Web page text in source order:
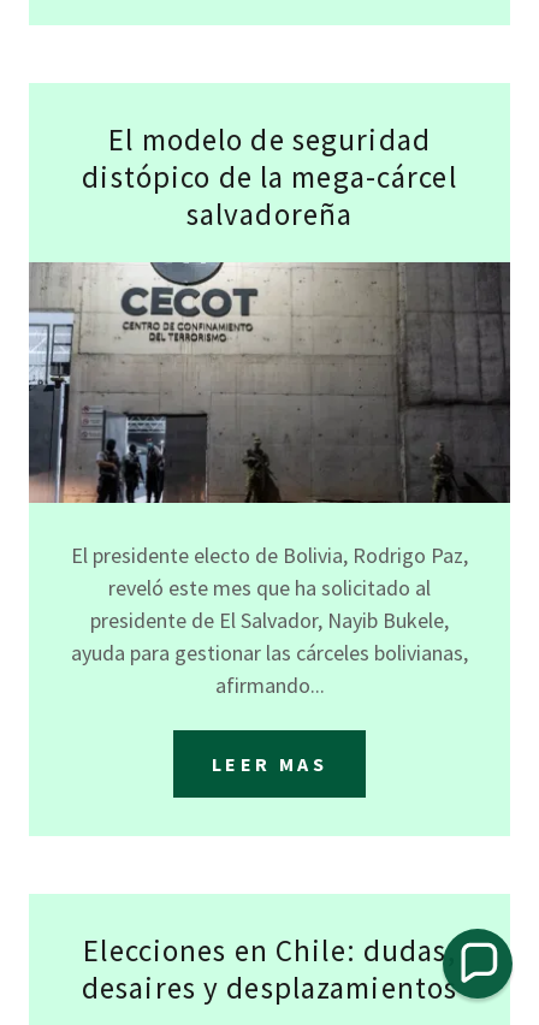
El modelo de seguridad
distópico de la mega-cárcel
salvadoreña
El presidente electo de Bolivia, Rodrigo Paz,
reveló este mes que ha solicitado al
presidente de El Salvador, Nayib Bukele,
ayuda para gestionar las cárceles bolivianas,
afirmando...
LEER MAS
Elecciones en Chile: dudas,
desaires y desplazamientos